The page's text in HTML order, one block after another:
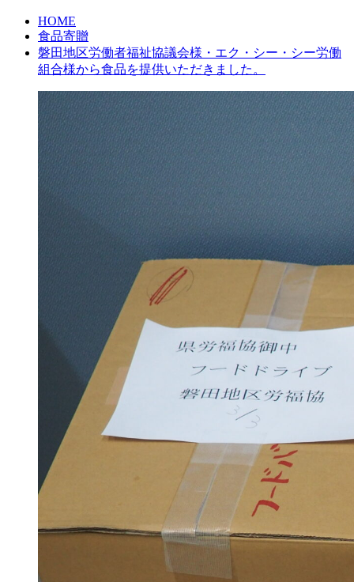
HOME
食品寄贈
磐田地区労働者福祉協議会様・エク・シー・シー労働
組合様から食品を提供いただきました。